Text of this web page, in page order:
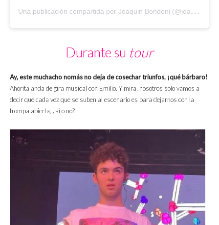
U
na publicación compartida por Joaquin Bondoni (@joaquin.bondoni)
Durante su tour
Ay, este muchacho nomás no deja de cosechar triunfos, ¡qué bárbaro!
Ahorita anda de gira musical con Emilio. Y mira, nosotros solo vamos a
decir que cada vez que se suben al escenario es para dejarnos con la
trompa abierta, ¿sí o no?